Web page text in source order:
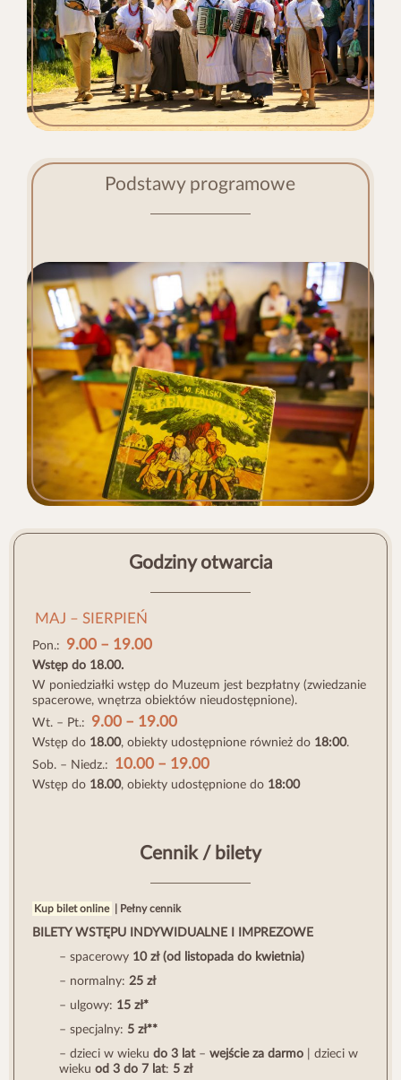
Podstawy programowe
Godziny otwarcia
MAJ – SIERPIEŃ
Pon.: 9.00 – 19.00
Wstęp do 18.00.
W poniedziałki wstęp do Muzeum jest bezpłatny (zwiedzanie
spacerowe, wnętrza obiektów nieudostępnione).
Wt. – Pt.:
9.00 – 19.00
Wstęp do 18.00, obiekty udostępnione również do 18:00.
Sob. – Niedz.:
10.00 – 19.00
Wstęp do 18.00, obiekty udostępnione do 18:00
Cennik / bilety
Kup bilet online Pełny cennik
BILETY WSTĘPU INDYWIDUALNE I IMPREZOWE
– spacerowy 10 zł (od listopada do kwietnia)
– normalny: 25 zł
– ulgowy: 15 zł*
– specjalny: 5 zł**
– dzieci w wieku do 3 lat– wejście za darmo | dzieci w
wieku od 3 do 7 lat: 5 zł